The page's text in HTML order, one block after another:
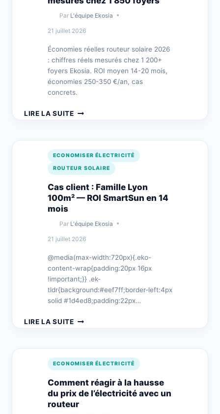
Par L'équipe Ekosia
21 juillet 2026
Économies réelles routeur solaire 2026
: chiffres réels mesurés chez 1 200+
foyers Ekosia. ROI moyen 14-20 mois,
économies 250-350 €/an, cas
concrets.
LIRE LA SUITEÉCONOMIES
RÉELLES
SOLAIRE
2026
MESURÉS
CHEZ
FOYERS
ECONOMISER ÉLECTRICITÉ
ROUTEUR SOLAIRE
Cas client : Famille Lyon
100m² — ROI SmartSun en 14
mois
Par L'équipe Ekosia
21 juillet 2026
@media(max-width:720px){.eko-
content-wrap{padding:20px 16px
!important;}} .ek-
tldr{background:#eef7ff;border-left:4px
solid #1d4ed8;padding:22px…
LIRE LA SUITECAS
CLIENT
FAMILLE
LYON
100M²
—
ROI
SMARTSUN
ECONOMISER ÉLECTRICITÉ
Comment réagir à la hausse
du prix de l’électricité avec un
routeur